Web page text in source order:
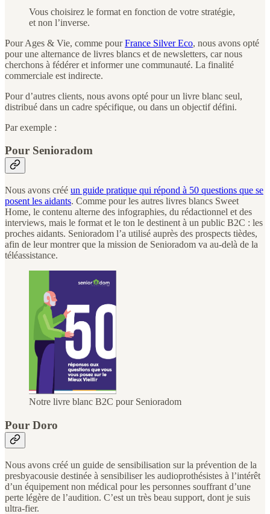
Vous choisirez le format en fonction de votre stratégie,
et non l’inverse.
Pour Ages & Vie, comme pourFrance Silver Eco, nous avons opté
pour une alternance de livres blancs et de newsletters, car nous
cherchons à fédérer et informer une communauté. La finalité
commerciale est indirecte.
Pour d’autres clients, nous avons opté pour un livre blanc seul,
distribué dans un cadre spécifique, ou dans un objectif défini.
Par exemple :
Pour Senioradom
Nous avons créé un guide pratique qui répond à 50 questions que se
posent les aidants. Comme pour les autres livres blancs Sweet
Home, le contenu alterne des infographies, du rédactionnel et des
interviews, mais le format et le ton le destinent à un public B2C : les
proches aidants. Senioradom l’a utilisé auprès des prospects tièdes,
afin de leur montrer que la mission de Senioradom va au-delà de la
téléassistance.
Notre livre blanc B2C pour Senioradom
Pour Doro
Nous avons créé un guide de sensibilisation sur la prévention de la
presbyacousie destinée à sensibiliser les audioprothésistes à l’intérêt
d’un équipement non médical pour les personnes souffrant d’une
perte légère de l’audition. C’est un très beau support, dont je suis
ultra-fier.